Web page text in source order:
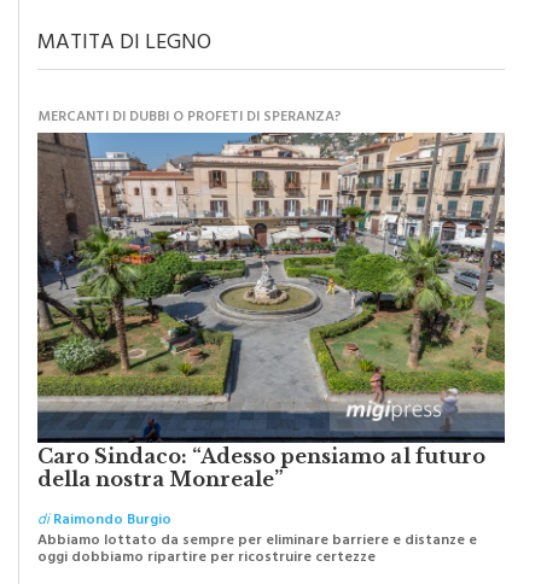
MATITA DI LEGNO
MERCANTI DI DUBBI O PROFETI DI SPERANZA?
Caro Sindaco: “Adesso pensiamo al futuro
della nostra Monreale”
diRaimondo Burgio